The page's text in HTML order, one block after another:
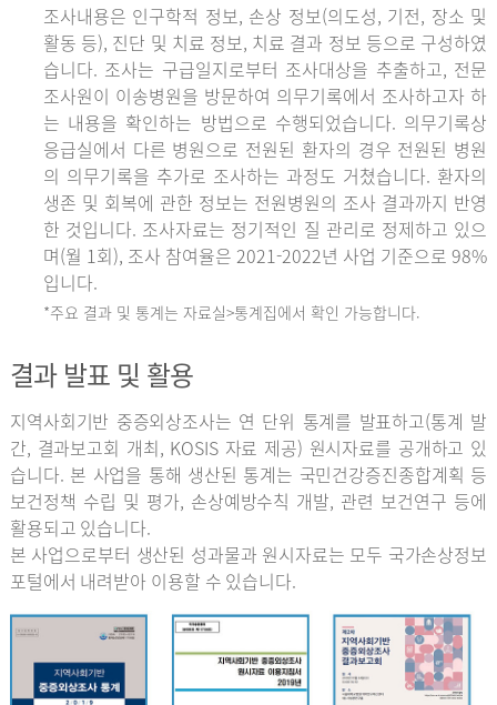
조사내용은 인구학적 정보, 손상 정보(의도성, 기전, 장소 및
활동 등), 진단 및 치료 정보, 치료 결과 정보 등으로 구성하였
습니다. 조사는 구급일지로부터 조사대상을 추출하고, 전문
조사원이 이송병원을 방문하여 의무기록에서 조사하고자 하
는 내용을 확인하는 방법으로 수행되었습니다. 의무기록상
응급실에서 다른 병원으로 전원된 환자의 경우 전원된 병원
의 의무기록을 추가로 조사하는 과정도 거쳤습니다. 환자의
생존 및 회복에 관한 정보는 전원병원의 조사 결과까지 반영
한 것입니다. 조사자료는 정기적인 질 관리로 정제하고 있으
며(월 1회), 조사 참여율은 2021-2022년 사업 기준으로 98%
입니다.
*주요 결과 및 통계는 자료실>통계집에서 확인 가능합니다.
결과 발표 및 활용
지역사회기반 중증외상조사는 연 단위 통계를 발표하고(통계 발
간, 결과보고회 개최, KOSIS 자료 제공) 원시자료를 공개하고 있
습니다. 본 사업을 통해 생산된 통계는 국민건강증진종합계획 등
보건정책 수립 및 평가, 손상예방수칙 개발, 관련 보건연구 등에
활용되고 있습니다.
본 사업으로부터 생산된 성과물과 원시자료는 모두 국가손상정보
포털에서 내려받아 이용할 수 있습니다.